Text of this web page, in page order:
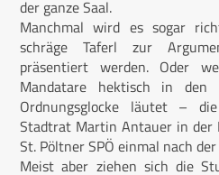
der ganze Saal.
Manchmal wird es sogar
schräge Taferl zur
präsentiert werden. Oder
Mandatare hektisch in
Ordnungsglocke läutet –
Stadtrat Martin Antauer in der
St. Pöltner SPÖ einmal nach
Meist aber ziehen sich die